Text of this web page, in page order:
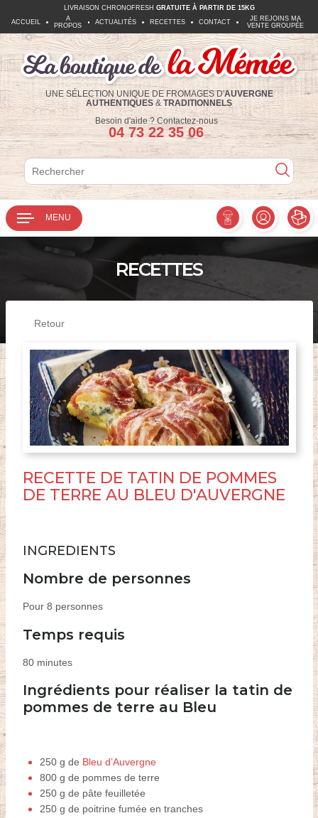
LIVRAISON CHRONOFRESH GRATUITE À PARTIR DE 15KG
ACCUEIL
A
PROPOS
ACTUALITÉS RECETTES CONTACT
JE REJOINS MA
VENTE GROUPÉE
UNE SÉLECTION UNIQUE DE FROMAGES D'AUVERGNE
AUTHENTIQUES & TRADITIONNELS
Besoin d'aide ?Contactez-nous
Téléphone :
04 73 22 35 06
Rechercher
Rechercher
MENU
RECETTES
Retour
RECETTE DE TATIN DE POMMES
DE TERRE AU BLEU D'AUVERGNE
INGREDIENTS
Nombre de personnes
Pour 8 personnes
Temps requis
80 minutes
Ingrédients pour réaliser la tatin de
pommes de terre au Bleu
250 g de Bleu d’Auvergne
800 g de pommes de terre
250 g de pâte feuilletée
250 g de poitrine fumée en tranches